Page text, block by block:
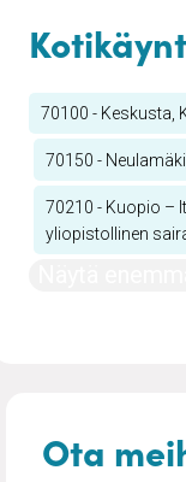
70100 - Keskusta,
70150 -
70210 - Kuopio –
yliopistollinen
Ota